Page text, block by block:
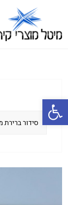
פתח סרגל נגישות